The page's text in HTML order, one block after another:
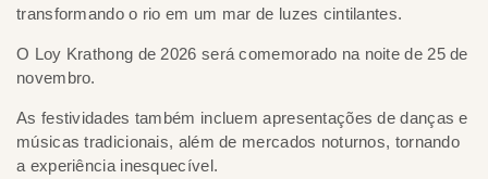
transformando o rio em um mar de luzes cintilantes.
O Loy Krathong de 2026 será comemorado na noite de 25 de
novembro.
As festividades também incluem apresentações de danças e
músicas tradicionais, além de mercados noturnos, tornando
a experiência inesquecível.